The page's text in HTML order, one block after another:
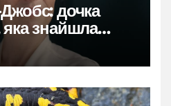
дочка
яка знайшла